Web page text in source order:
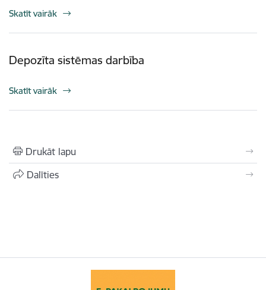
Skatīt vairāk
Depozīta sistēmas darbība
Skatīt vairāk
Drukāt lapu
Dalīties